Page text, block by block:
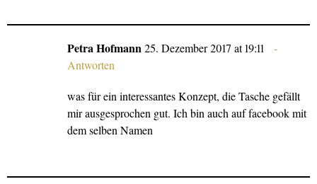
Petra Hofmann25. Dezember 2017 at 19:11
Antworten
was für ein interessantes Konzept, die Tasche gefällt
mir ausgesprochen gut. Ich bin auch auf facebook mit
dem selben Namen